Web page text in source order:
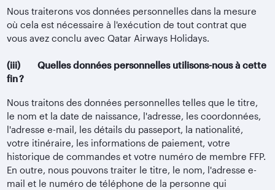
Nous traiterons vos données personnelles dans la mesure
où cela est nécessaire à l'exécution de tout contrat que
vous avez conclu avec Qatar Airways Holidays.
(iii) Quelles données personnelles utilisons-nous à cette
fin ?
Nous traitons des données personnelles telles que le titre,
le nom et la date de naissance, l'adresse, les coordonnées,
l'adresse e-mail, les détails du passeport, la nationalité,
votre itinéraire, les informations de paiement, votre
historique de commandes et votre numéro de membre FFP.
En outre, nous pouvons traiter le titre, le nom, l'adresse e-
mail et le numéro de téléphone de la personne qui